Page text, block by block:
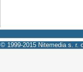
© 1999-2015 Nitemedia s. r.